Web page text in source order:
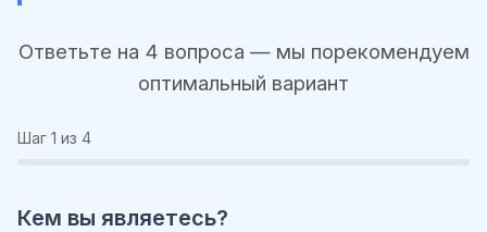
Ответьте на 4 вопроса — мы порекомендуем
оптимальный вариант
Шаг 1 из 4
Кем вы являетесь?